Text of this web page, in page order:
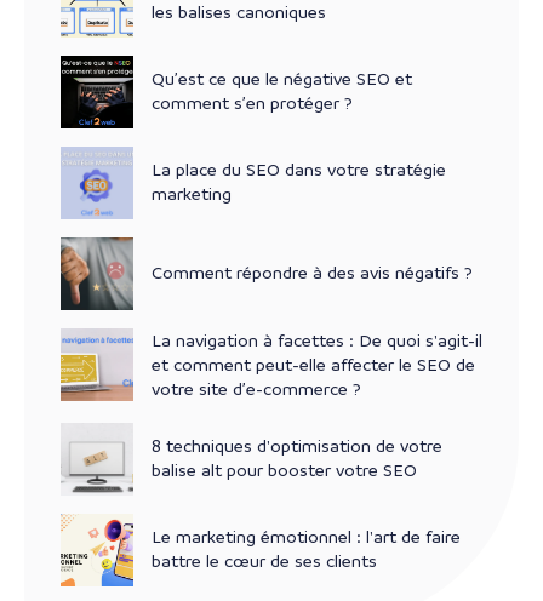
les balises canoniques
Qu’est ce que le négative SEO et
comment s’en protéger ?
La place du SEO dans votre stratégie
marketing
Comment répondre à des avis négatifs ?
La navigation à facettes : De quoi s'agit-il
et comment peut-elle affecter le SEO de
votre site d’e-commerce ?
8 techniques d'optimisation de votre
balise alt pour booster votre SEO
Le marketing émotionnel : l'art de faire
battre le cœur de ses clients